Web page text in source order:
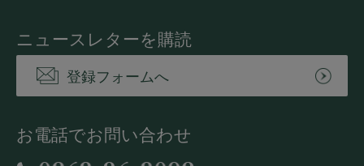
ニュースレターを購読
登録フォームへ
お電話でお問い合わせ